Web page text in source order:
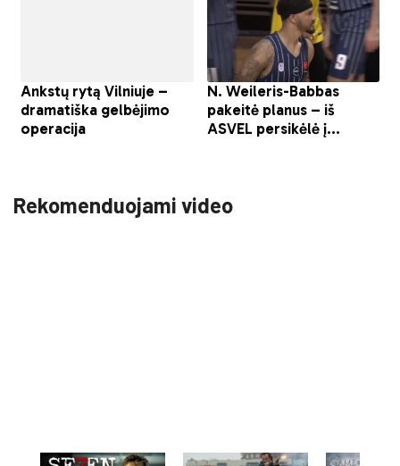
Rekomenduojami video